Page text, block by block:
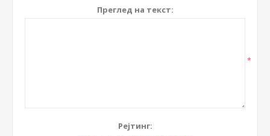
Преглед на текст:
*
Рејтинг: